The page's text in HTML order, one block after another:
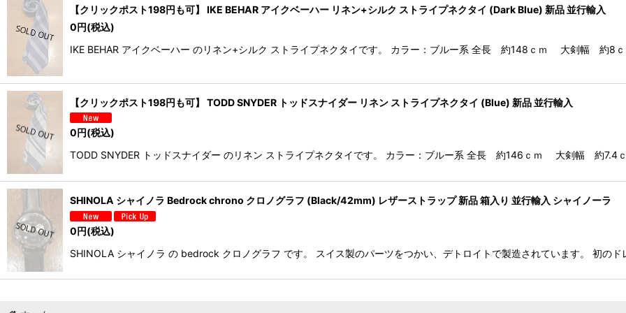
【クリックポスト198円も可】 IKE BEHAR アイクベーハー リネン+シルク ストライプネクタイ (Dark Blue) 新品 並行輸入
0円(税込)
IKE BEHAR アイクベーハー のリネン+シルク ストライプネクタイです。 カラー：ブルー系 全長 約148ｃｍ 大剣幅 約8
【クリックポスト198円も可】 TODD SNYDER トッドスナイダー リネン ストライプネクタイ (Blue) 新品 並行輸入
0円(税込)
TODD SNYDER トッドスナイダー のリネン ストライプネクタイです。 カラー：ブルー系 全長 約146ｃｍ 大剣幅 約7.4
SHINOLA シャイノラ Bedrock chrono クロノグラフ (Black/42mm) レザーストラップ 新品 箱入り 並行輸入 シャイノーラ
0円(税込)
SHINOLA シャイノラ の bedrock クロノグラフ です。 スイス製のパーツをつかい、デトロイトで製造されています。 初の